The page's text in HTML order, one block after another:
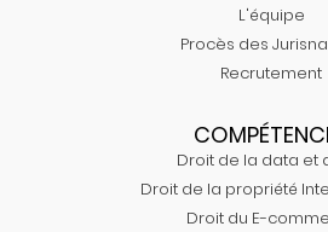
L'équipe
Procès des
Recrutement
Droit de la data et
Droit de la propriété
Droit du E-